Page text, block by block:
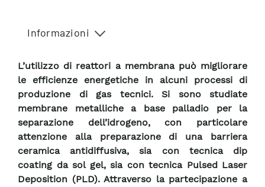
Informazioni
L’utilizzo di reattori a membrana può migliorare
le efficienze energetiche in alcuni processi di
produzione di gas tecnici. Si sono studiate
membrane metalliche a base palladio per la
separazione dell’idrogeno, con particolare
attenzione alla preparazione di una barriera
ceramica antidiffusiva, sia con tecnica dip
coating da sol gel, sia con tecnica Pulsed Laser
Deposition (PLD). Attraverso la partecipazione a